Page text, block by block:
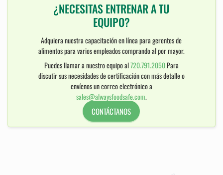
¿NECESITAS ENTRENAR A TU
EQUIPO?
Adquiera nuestra capacitación en línea para gerentes de
alimentos para varios empleados comprando al por mayor.
Puedes llamar a nuestro equipo al720.791.2050Para
discutir sus necesidades de certificación con más detalle o
envíenos un correo electrónico a
sales@alwaysfoodsafe.com.
CONTÁCTANOS